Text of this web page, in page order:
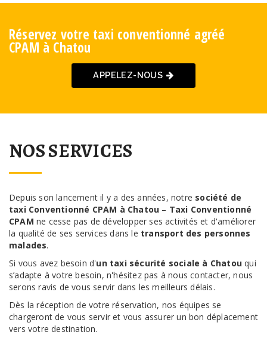
Réservez votre taxi conventionné agréé
CPAM à Chatou
APPELEZ-NOUS
NOS SERVICES
Depuis son lancement il y a des années, notre société de
taxi Conventionné CPAM à Chatou – Taxi Conventionné
CPAM ne cesse pas de développer ses activités et d'améliorer
la qualité de ses services dans le transport des personnes
malades.
Si vous avez besoin d'un taxi sécurité sociale à Chatou qui
s’adapte à votre besoin, n'hésitez pas à nous contacter, nous
serons ravis de vous servir dans les meilleurs délais.
Dès la réception de votre réservation, nos équipes se
chargeront de vous servir et vous assurer un bon déplacement
vers votre destination.